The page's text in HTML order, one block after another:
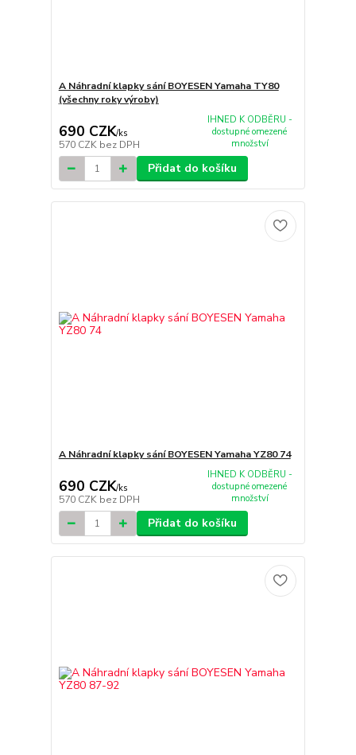
A Náhradní klapky sání BOYESEN Yamaha TY80
(všechny roky výroby)
690 CZK/ks
570 CZK bez DPH
IHNED K ODBĚRU -
dostupné omezené
množství
Přidat do košíku
A Náhradní klapky sání BOYESEN Yamaha YZ80 74
690 CZK/ks
570 CZK bez DPH
IHNED K ODBĚRU -
dostupné omezené
množství
Přidat do košíku